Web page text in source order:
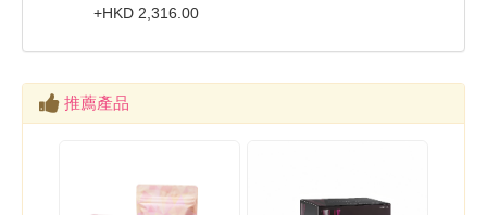
+HKD 2,316.00
推薦產品